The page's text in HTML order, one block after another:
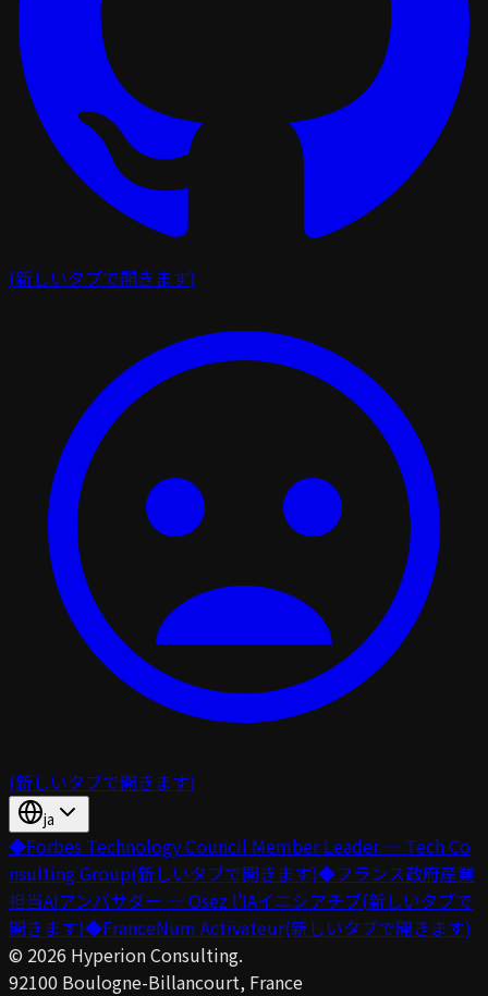
(新しいタブで開きます)
(新しいタブで開きます)
ja
◆Forbes Technology Council Member Leader — Tech Co
nsulting Group(新しいタブで開きます)◆フランス政府産業
担当AIアンバサダー — Osez l’IAイニシアチブ(新しいタブで
開きます)◆FranceNum Activateur(新しいタブで開きます)
© 2026 Hyperion Consulting.
92100 Boulogne-Billancourt, France